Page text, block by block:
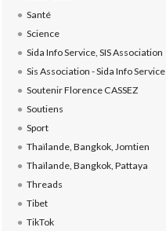
Santé
Science
Sida Info Service, SIS Association
Sis Association - Sida Info Service
Soutenir Florence CASSEZ
Soutiens
Sport
Thaïlande, Bangkok, Jomtien
Thaïlande, Bangkok, Pattaya
Threads
Tibet
TikTok